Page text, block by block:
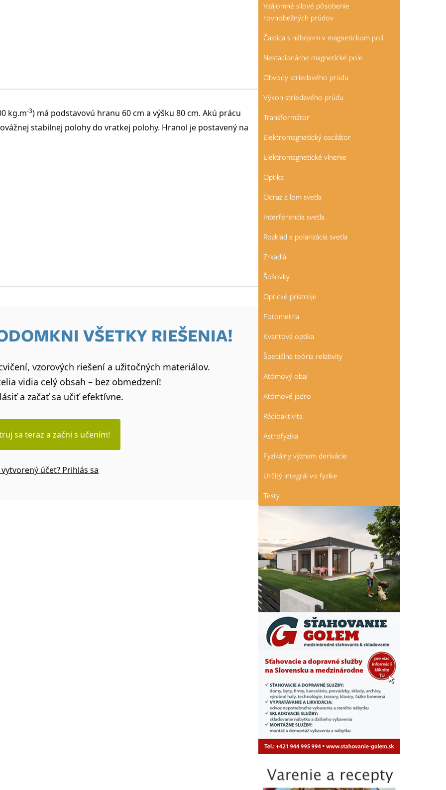
prácu W = 1450 J
kg.m-3) má podstavovú hranu 60 cm a výšku 80 cm. Akú prácu
stabilnej polohy do vratkej polohy. Hranol je postavený na
VŠETKY RIEŠENIA!
vzorových riešení a užitočných materiálov.
vidia celý obsah – bez obmedzení!
a začať sa učiť efektívne.
sa teraz a začni s učením!
účet? Prihlás sa
Vzájomné silové pôsobenie
rovnobežných prúdov
Častica s nábojom v magnetickom poli
Nestacionárne magnetické pole
Obvody striedavého prúdu
Výkon striedavého prúdu
Transformátor
Elektromagnetický oscilátor
Elektromagnetické vlnenie
Optika
Odraz a lom svetla
Interferencia svetla
Rozklad a polarizácia svetla
Zrkadlá
Šošovky
Optické prístroje
Fotometria
Kvantová optika
Špeciálna teória relativity
Atómový obal
Atómové jadro
Rádioaktivita
Astrofyzika
Fyzikálny význam derivácie
Určitý integrál vo fyzike
Testy